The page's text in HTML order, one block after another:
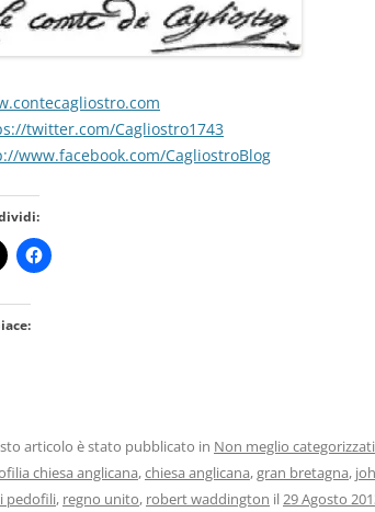
twitter.com/Cagliostro1743
www.facebook.com/CagliostroBlog
articolo è stato pubblicato in Non meglio categorizzati
chiesa anglicana,chiesa anglicana,gran bretagna,
pedofili, regno unito, robert waddington il29 Agosto